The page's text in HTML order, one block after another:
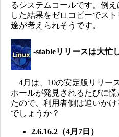
るシステムコールです。例
した結果をゼロコピーでス
途が考えられそうです。
-stableリリースは大忙
4月は、10の安定版リリー
ホールが発見されるたびに
たので、利用者側は追いか
でしょうか？
2.6.16.2（4月7日）